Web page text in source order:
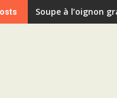
Soupe à l’oignon
Sopa de Abóbora